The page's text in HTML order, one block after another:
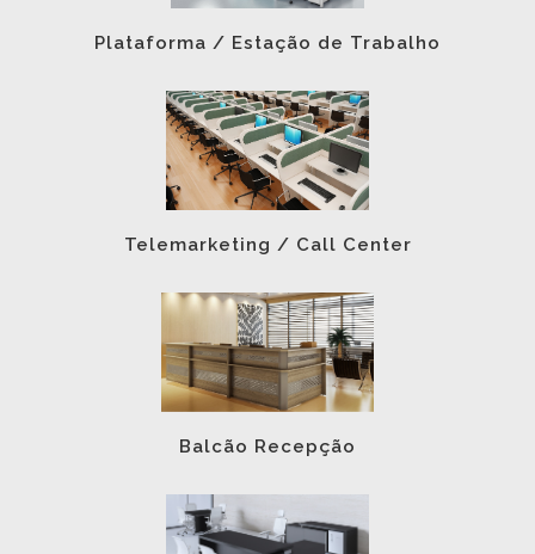
Plataforma / Estação de Trabalho
Telemarketing / Call Center
Balcão Recepção